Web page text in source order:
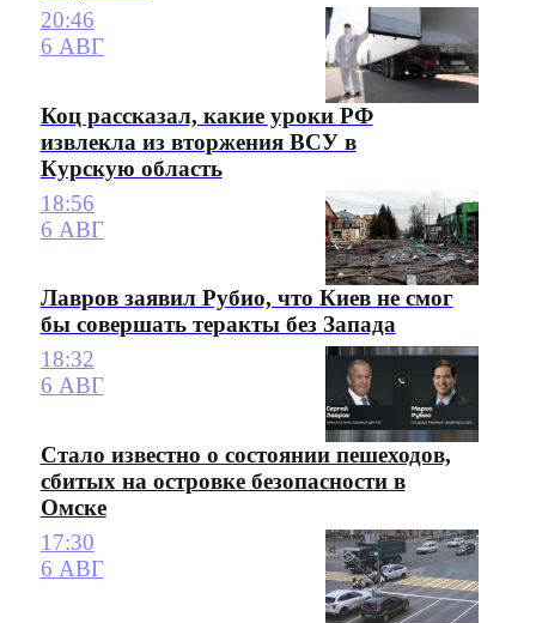
20:46
6 АВГ
Коц рассказал, какие уроки РФ
извлекла из вторжения ВСУ в
Курскую область
18:56
6 АВГ
Лавров заявил Рубио, что Киев не смог
бы совершать теракты без Запада
18:32
6 АВГ
Стало известно о состоянии пешеходов,
сбитых на островке безопасности в
Омске
17:30
6 АВГ